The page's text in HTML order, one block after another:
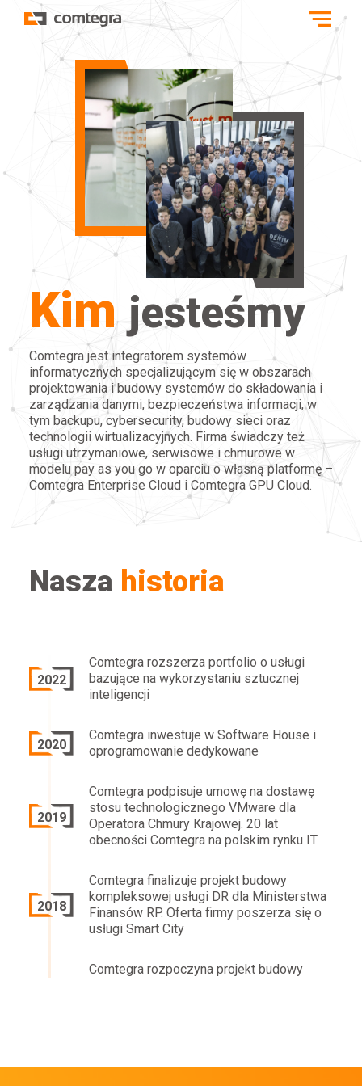
Kim jesteśmy
Comtegra jest integratorem systemów
informatycznych specjalizującym się w obszarach
projektowania i budowy systemów do składowania i
zarządzania danymi, bezpieczeństwa informacji, w
tym backupu, cybersecurity, budowy sieci oraz
technologii wirtualizacyjnych. Firma świadczy też
usługi utrzymaniowe, serwisowe i chmurowe w
modelu pay as you go w oparciu o własną platformę –
Comtegra Enterprise Cloud i Comtegra GPU Cloud.
Nasza historia
2022
Comtegra rozszerza portfolio o usługi
bazujące na wykorzystaniu sztucznej
inteligencji
2020
Comtegra inwestuje w Software House i
oprogramowanie dedykowane
2019
Comtegra podpisuje umowę na dostawę
stosu technologicznego VMware dla
Operatora Chmury Krajowej. 20 lat
obecności Comtegra na polskim rynku IT
2018
Comtegra finalizuje projekt budowy
kompleksowej usługi DR dla Ministerstwa
Finansów RP. Oferta firmy poszerza się o
usługi Smart City
Comtegra rozpoczyna projekt budowy